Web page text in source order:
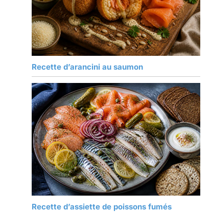
Recette d’arancini au saumon
Recette d’assiette de poissons fumés